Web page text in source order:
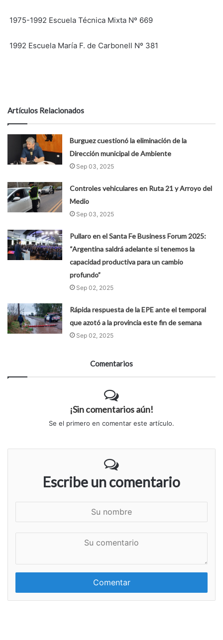
1975-1992 Escuela Técnica Mixta Nº 669
1992 Escuela María F. de Carbonell Nº 381
Artículos Relacionados
Burguez cuestionó la eliminación de la
Dirección municipal de Ambiente
Sep 03, 2025
Controles vehiculares en Ruta 21 y Arroyo del
Medio
Sep 03, 2025
Pullaro en el Santa Fe Business Forum 2025:
“Argentina saldrá adelante si tenemos la
capacidad productiva para un cambio
profundo”
Sep 02, 2025
Rápida respuesta de la EPE ante el temporal
que azotó a la provincia este fin de semana
Sep 02, 2025
Comentarios
¡Sin comentarios aún!
Se el primero en comentar este artículo.
Escribe un comentario
n